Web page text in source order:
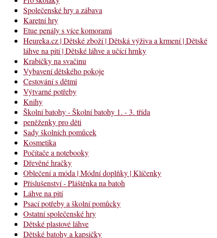
Společenské hry a zábava
Karetní hry
Etue penály s více komorami
Heureka.cz | Dětské zboží | Dětská výživa a krmení | Dětské
láhve na pití | Dětské láhve a učící hrnky
Krabičky na svačinu
Vybavení dětského pokoje
Cestování s dětmi
Výtvarné potřeby
Knihy
Školní batohy - Školní batohy 1. - 3. třída
peněženky pro děti
Sady školních pomůcek
Kosmetika
Počítače a notebooky
Dřevěné hračky
Oblečení a móda | Módní doplňky | Klíčenky
Příslušenství - Pláštěnka na batoh
Láhve na pití
Psací potřeby a školní pomůcky
Ostatní společenské hry
Dětské plastové láhve
Dětské batohy a kapsičky